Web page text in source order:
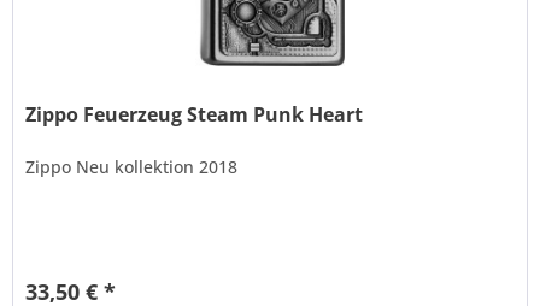
Zippo Feuerzeug Steam Punk Heart
Zippo Neu kollektion 2018
33,50 € *